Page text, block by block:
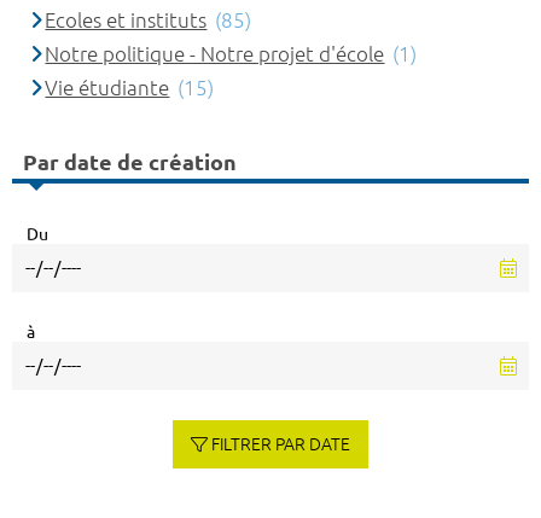
Ecoles et instituts (85)
Notre politique - Notre projet d'école (1)
Vie étudiante (15)
Par date de création
Du
à
FILTRER PAR DATE